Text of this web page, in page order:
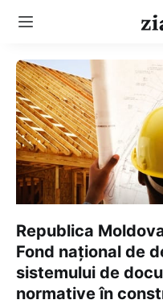
Republica
Fond național de
sistemului de
normative în